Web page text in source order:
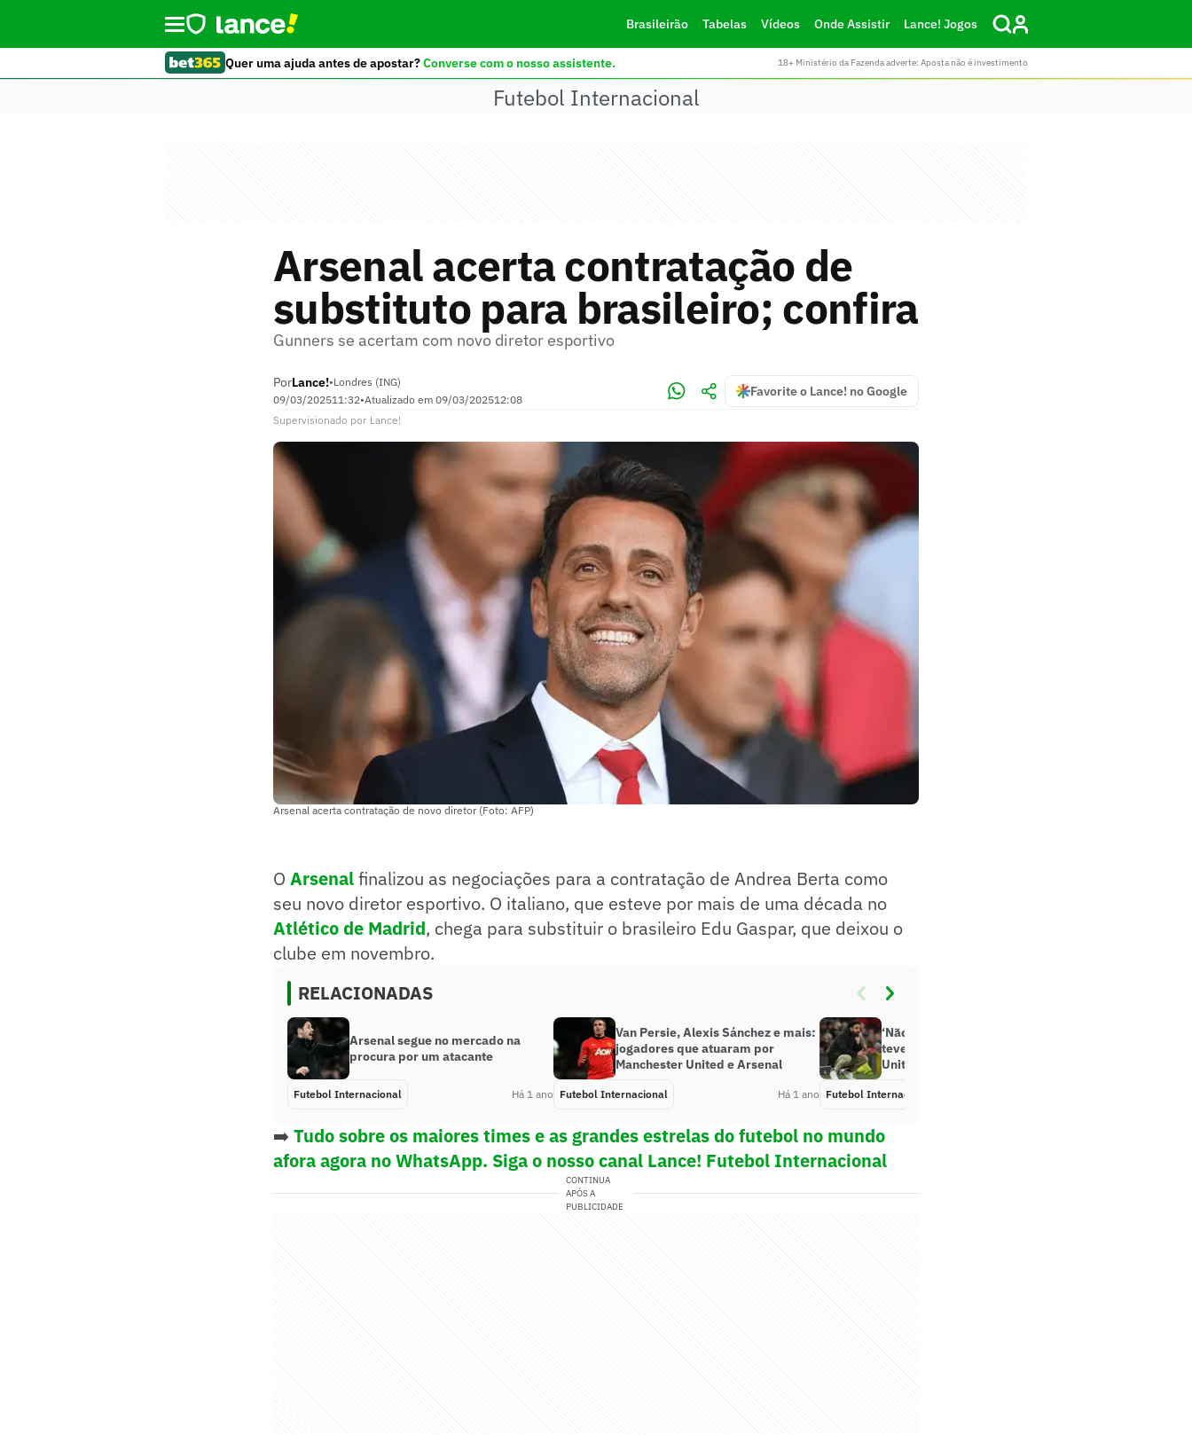
Brasileirão Tabelas Vídeos Onde Assistir Lance! Jogos
Quer uma ajuda antes de apostar?Converse com o nosso assistente. 18+ Ministério da Fazenda adverte: Aposta não é investimento
Futebol Internacional
Arsenal acerta contratação de
substituto para brasileiro; confira
Gunners se acertam com novo diretor esportivo
PorLance!•Londres (ING)
09/03/202511:32•Atualizado em 09/03/202512:08
Favorite o Lance! no Google
Supervisionado por Lance!
Arsenal acerta contratação de novo diretor (Foto: AFP)
O Arsenalfinalizou as negociações para a contratação de Andrea Berta como
seu novo diretor esportivo. O italiano, que esteve por mais de uma década no
Atlético de Madrid, chega para substituir o brasileiro Edu Gaspar, que deixou o
clube em novembro.
RELACIONADAS
Arsenal segue no mercado na
procura por um atacante
Futebol Internacional Há 1 ano
Van Persie, Alexis Sánchez e mais:
jogadores que atuaram por
Manchester United e Arsenal
Futebol Internacional Há 1 ano
‘Não terei o tempo que Arteta
teve’: diz Ruben Amorim antes de
United x Arsenal
Futebol Internacional
➡️ Tudo sobre os maiores times e as grandes estrelas do futebol no mundo
afora agora no WhatsApp. Siga o nosso canal Lance! Futebol Internacional
CONTINUA
APÓS A
PUBLICIDADE